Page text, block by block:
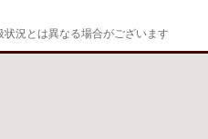
況とは異なる場合がございます